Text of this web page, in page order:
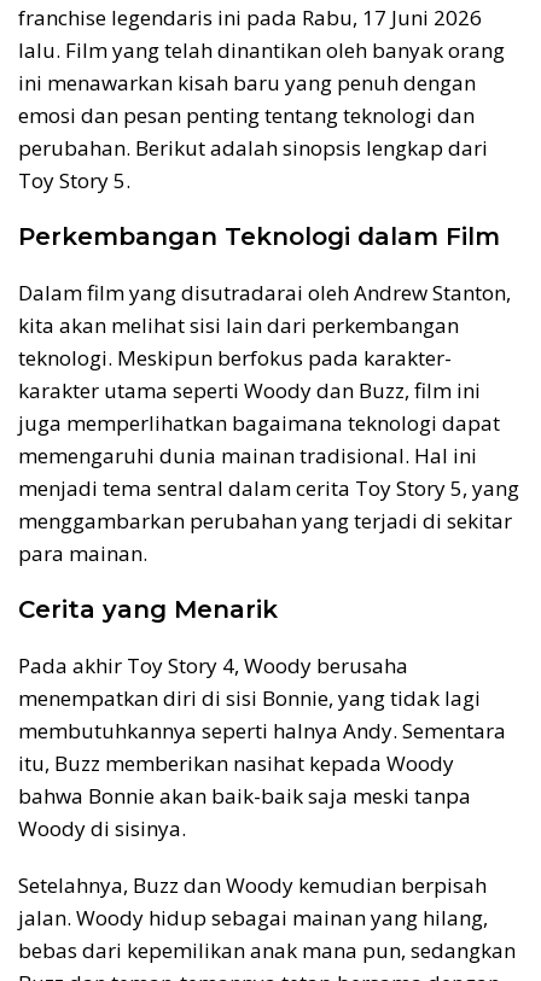
franchise legendaris ini pada Rabu, 17 Juni 2026
lalu. Film yang telah dinantikan oleh banyak orang
ini menawarkan kisah baru yang penuh dengan
emosi dan pesan penting tentang teknologi dan
perubahan. Berikut adalah sinopsis lengkap dari
Toy Story 5.
Perkembangan Teknologi dalam Film
Dalam film yang disutradarai oleh Andrew Stanton,
kita akan melihat sisi lain dari perkembangan
teknologi. Meskipun berfokus pada karakter-
karakter utama seperti Woody dan Buzz, film ini
juga memperlihatkan bagaimana teknologi dapat
memengaruhi dunia mainan tradisional. Hal ini
menjadi tema sentral dalam cerita Toy Story 5, yang
menggambarkan perubahan yang terjadi di sekitar
para mainan.
Cerita yang Menarik
Pada akhir Toy Story 4, Woody berusaha
menempatkan diri di sisi Bonnie, yang tidak lagi
membutuhkannya seperti halnya Andy. Sementara
itu, Buzz memberikan nasihat kepada Woody
bahwa Bonnie akan baik-baik saja meski tanpa
Woody di sisinya.
Setelahnya, Buzz dan Woody kemudian berpisah
jalan. Woody hidup sebagai mainan yang hilang,
bebas dari kepemilikan anak mana pun, sedangkan